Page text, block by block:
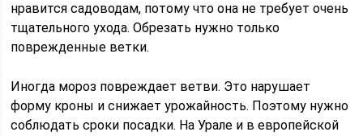
нравится садоводам, потому что она не требует очень
тщательного ухода. Обрезать нужно только
поврежденные ветки.
Иногда мороз повреждает ветви. Это нарушает
форму кроны и снижает урожайность. Поэтому нужно
соблюдать сроки посадки. На Урале и в европейской